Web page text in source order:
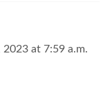
2023 at 7:59 a.m.